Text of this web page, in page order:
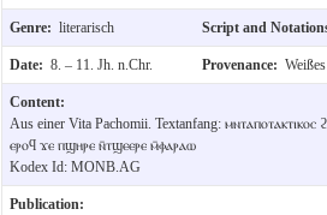
Genre: literarisch Script and
Date: 8. – 11. Jh. n.Chr. Provenance:
Content:
Aus einer Vita Pachomii. Textanfang: ⲙⲛⲧⲁⲡⲟⲧⲁⲕⲧⲓⲕⲟⲥ
ⲉⲣⲟϥ ϫⲉ ⲡϣⲏⲣⲉ ⲛ̄ⲧϣⲉⲉⲣⲉ ⲙ̄ⲫⲁⲣⲁⲱ
Kodex Id: MONB.AG
Publication: